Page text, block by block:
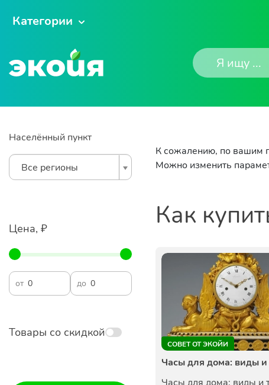
Категории
Населённый пункт
Все регионы
Цена, ₽
от до
Товары со скидкой
К сожалению, по вашим
Можно изменить
Как
СОВЕТ ОТ ЭКОЙИ
Часы для дома: виды